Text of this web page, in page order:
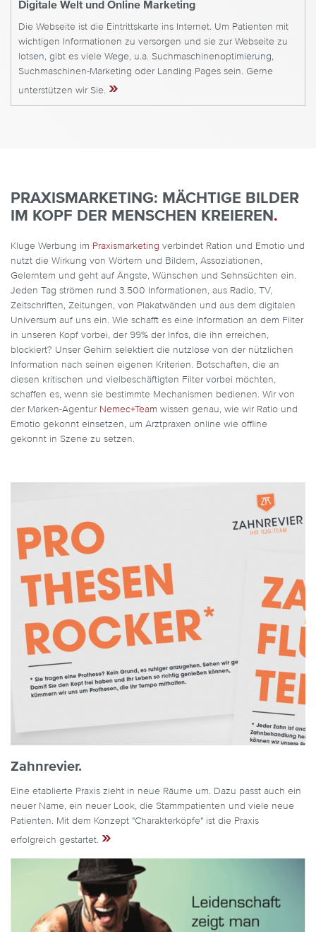
Digitale Welt und Online Marketing
Die Webseite ist die Eintrittskarte ins Internet. Um Patienten mit
wichtigen Informationen zu versorgen und sie zur Webseite zu
lotsen, gibt es viele Wege, u.a. Suchmaschinenoptimierung,
Suchmaschinen-Marketing oder Landing Pages sein. Gerne
unterstützen wir Sie. »
PRAXISMARKETING: MÄCHTIGE BILDER
IM KOPF DER MENSCHEN KREIEREN .
Kluge Werbung im Praxismarketing verbindet Ration und Emotio und
nutzt die Wirkung von Wörtern und Bildern, Assoziationen,
Gelerntem und geht auf Ängste, Wünschen und Sehnsüchten ein.
Jeden Tag strömen rund 3.500 Informationen, aus Radio, TV,
Zeitschriften, Zeitungen, von Plakatwänden und aus dem digitalen
Universum auf uns ein. Wie schafft es eine Information an dem Filter
in unseren Kopf vorbei, der 99% der Infos, die ihn erreichen,
blockiert? Unser Gehirn selektiert die nutzlose von der nützlichen
Information nach seinen eigenen Kriterien. Botschaften, die an
diesen kritischen und vielbeschäftigten Filter vorbei möchten,
schaffen es, wenn sie bestimmte Mechanismen bedienen. Wir von
der Marken-Agentur Nemec+Team wissen genau, wie wir Ratio und
Emotio gekonnt einsetzen, um Arztpraxen online wie offline
gekonnt in Szene zu setzen.
Zahnrevier.
Eine etablierte Praxis zieht in neue Räume um. Dazu passt auch ein
neuer Name, ein neuer Look, die Stammpatienten und viele neue
Patienten. Mit dem Konzept "Charakterköpfe" ist die Praxis
erfolgreich gestartet. »